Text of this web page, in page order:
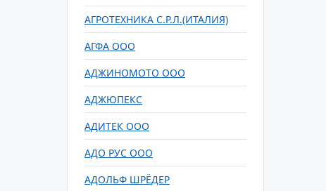
АГРОТЕХНИКА С.Р.Л.(ИТАЛИЯ)
АГФА ООО
АДЖИНОМОТО ООО
АДЖЮПЕКС
АДИТЕК ООО
АДО РУС ООО
АДОЛЬФ ШРЁДЕР